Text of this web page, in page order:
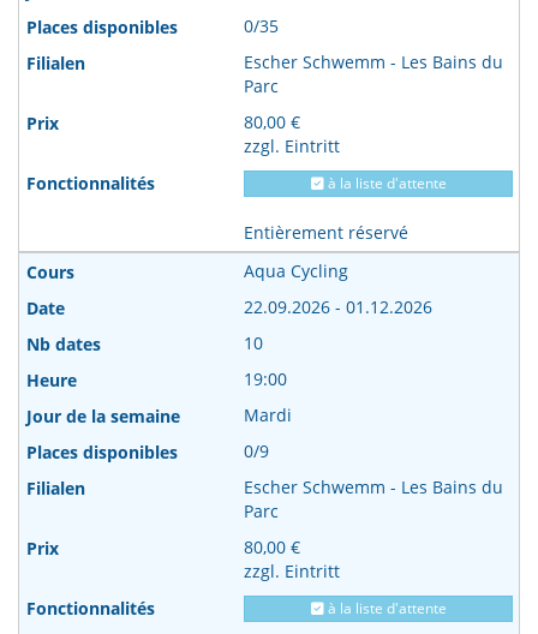
0/35
Escher Schwemm - Les Bains du
Parc
80,00 €
zzgl. Eintritt
à la liste d'attente
Entièrement réservé
Aqua Cycling
22.09.2026 - 01.12.2026
10
19:00
Mardi
0/9
Escher Schwemm - Les Bains du
Parc
80,00 €
zzgl. Eintritt
à la liste d'attente